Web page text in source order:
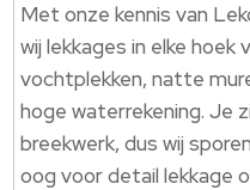
Met onze kennis van
wij lekkages in elke hoek
vochtplekken, natte
hoge waterrekening.​ Je
breekwerk, dus wij
oog voor detail lekkage